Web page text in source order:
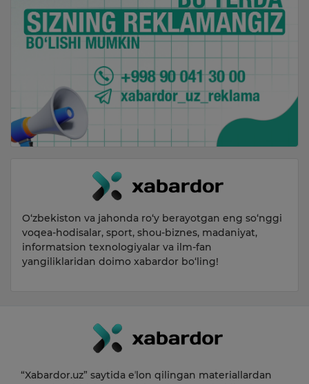
O‘zbekiston va jahonda ro‘y berayotgan eng so‘nggi
voqea-hodisalar, sport, shou-biznes, madaniyat,
informatsion texnologiyalar va ilm-fan
yangiliklaridan doimo xabardor bo‘ling!
“Xabardor.uz” saytida eʼlon qilingan materiallardan